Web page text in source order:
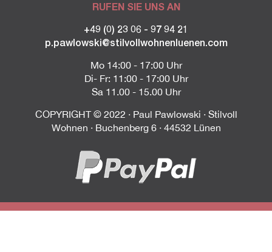
RUFEN SIE UNS AN
+49 (0) 23 06 - 97 94 21
p.pawlowski@stilvollwohnenluenen.com
Mo 14:00 - 17:00 Uhr
Di- Fr: 11:00 - 17:00 Uhr
Sa 11.00 - 15.00 Uhr
COPYRIGHT © 2022 · Paul Pawlowski · Stilvoll
Wohnen · Buchenberg 6 · 44532 Lünen